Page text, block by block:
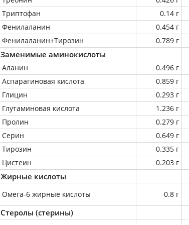
Триптофан
0.14 г
Фенилаланин
0.454 г
Фенилаланин+Тирозин
0.789 г
Заменимые аминокислоты
Аланин 0.496 г
Аспарагиновая кислота
0.859 г
Глицин
0.293 г
Глутаминовая кислота
1.236 г
Пролин
0.279 г
Серин
0.649 г
Тирозин
0.335 г
Цистеин
0.203 г
Жирные кислоты
Омега-6 жирные кислоты 0.8 г
Стеролы (стерины)